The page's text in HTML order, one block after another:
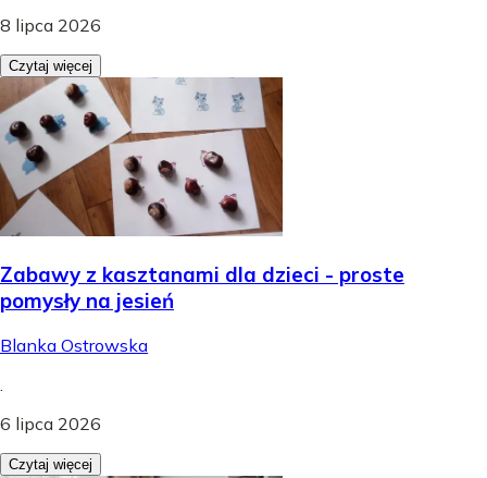
8 lipca 2026
Czytaj więcej
Zabawy z kasztanami dla dzieci - proste
pomysły na jesień
Blanka Ostrowska
6 lipca 2026
Czytaj więcej